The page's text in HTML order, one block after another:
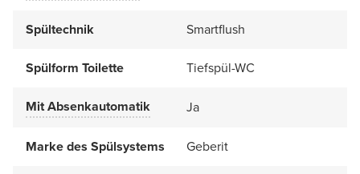
Spültechnik Smartflush
Spülform Toilette Tiefspül-WC
Mit Absenkautomatik Ja
Marke des Spülsystems Geberit